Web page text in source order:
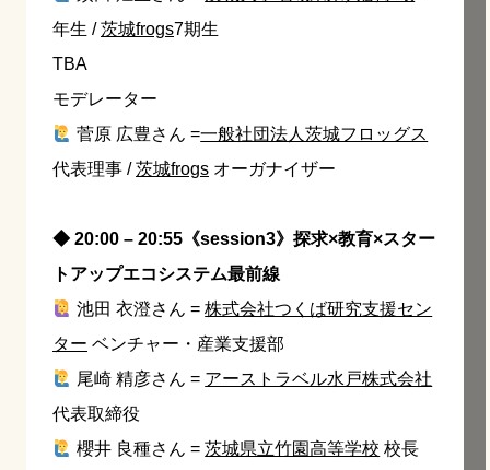
年生 /茨城frogs7期生
TBA
モデレーター
菅原 広豊さん =一般社団法人茨城フロッグス
代表理事 /茨城frogs オーガナイザー
◆ 20:00 – 20:55《session3》 探求×教育×スター
トアップエコシステム最前線
池田 衣澄さん =株式会社つくば研究支援セン
ター ベンチャー・産業支援部
尾崎 精彦さん = アーストラベル水戸株式会社
代表取締役
櫻井 良種さん =茨城県立竹園高等学校 校長